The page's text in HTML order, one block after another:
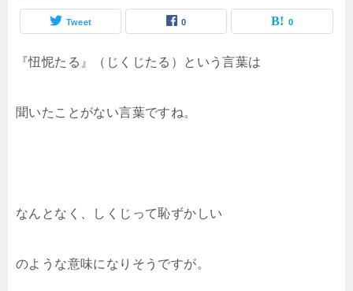
Tweet 0 0
『忸怩たる』（じくじたる）という言葉は
聞いたことがない言葉ですね。
なんとなく、しくじって恥ずかしい
のような意味になりそうですが。